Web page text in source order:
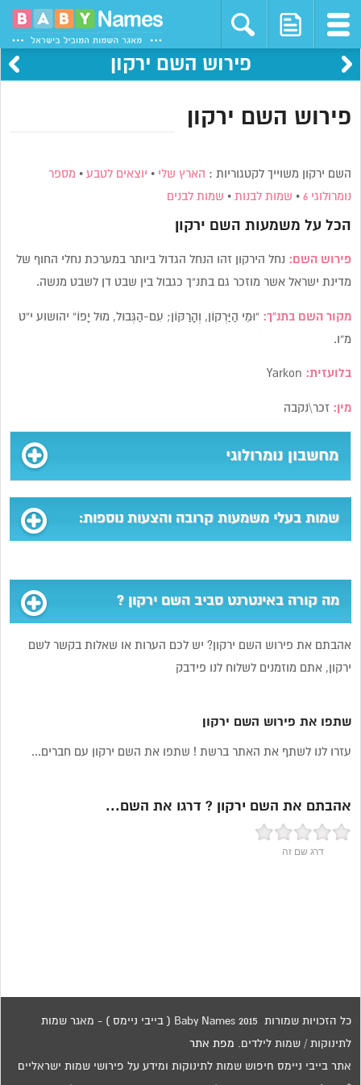
פירוש השם ירקון
פירוש השם ירקון
השם ירקון משוייך לקטגוריות : הארץ שלי • יוצאים לטבע • מספר
נומרולוגי 6 • שמות לבנות • שמות לבנים
הכל על משמעות השם ירקון
פירוש השם: נחל הירקון זהו הנחל הגדול ביותר במערכת נחלי החוף של
מדינת ישראל אשר מוזכר גם בתנ”ך כגבול בין שבט דן לשבט מנשה.
מקור השם בתנ”ך:“וּמֵי הַיַּרְקוֹן, וְהָרַקּוֹן; עִם-הַגְּבוּל, מוּל יָפוֹ” יהושוע י”ט
מ”ו.
בלועזית:
מין: זכר\נקבה
מחשבון נומרולוגי
שמות בעלי משמעות קרובה והצעות נוספות:
מה קורה באינטרנט סביב השם ירקון ?
אהבתם את פירוש השם ירקון? יש לכם הערות או שאלות בקשר לשם
ירקון, אתם מוזמנים לשלוח לנו פידבק
שתפו את פירוש השם ירקון
עזרו לנו לשתף את האתר ברשת ! שתפו את השם ירקון עם חברים...
אהבתם את השם ירקון ? דרגו את השם...
דרג שם זה
כל הזכויות שמורות 2015 Baby Names ( בייבי ניימס ) - מאגר שמות
לתינוקות / שמות לילדים. מפת אתר
אתר בייבי ניימס חיפוש שמות לתינוקות ומידע על פירושי שמות ישראליים